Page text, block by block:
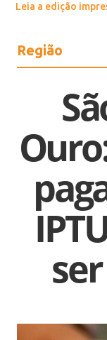
Leia a edição
Região